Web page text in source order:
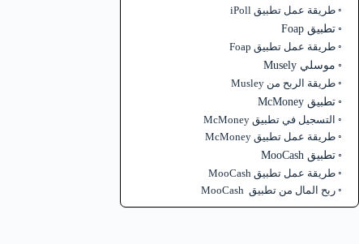
طريقة عمل تطبيق iPoll
تطبيق Foap
طريقة عمل تطبيق Foap
موسلي Musely
طريقة الربح من Musley
تطبيق McMoney
التسجيل في تطبيق McMoney
طريقة عمل تطبيق McMoney
تطبيق MooCash
طريقة عمل تطبيق MooCash
ربح المال من تطبيق MooCash